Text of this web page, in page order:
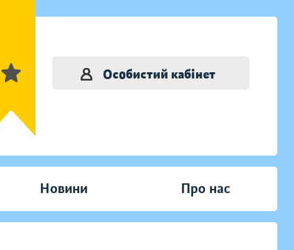
Особистий кабінет
Новини Про нас